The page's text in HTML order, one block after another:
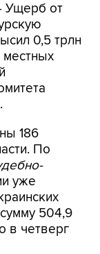
Ущерб от
0,5 трлн
местных
186
По
уже
504,9
в четверг